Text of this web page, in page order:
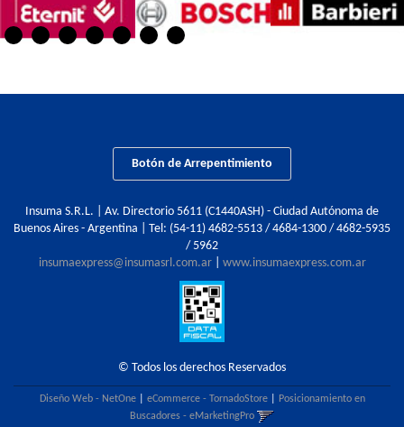
Botón de Arrepentimiento
Insuma S.R.L. | Av. Directorio 5611 (C1440ASH) - Ciudad Autónoma de
Buenos Aires - Argentina | Tel: (54-11) 4682-5513 / 4684-1300 / 4682-5935
/ 5962
insumaexpress@insumasrl.com.ar| www.insumaexpress.com.ar
© Todos los derechos Reservados
Diseño Web - NetOne| eCommerce - TornadoStore|
Posicionamiento en
Buscadores - eMarketingPro